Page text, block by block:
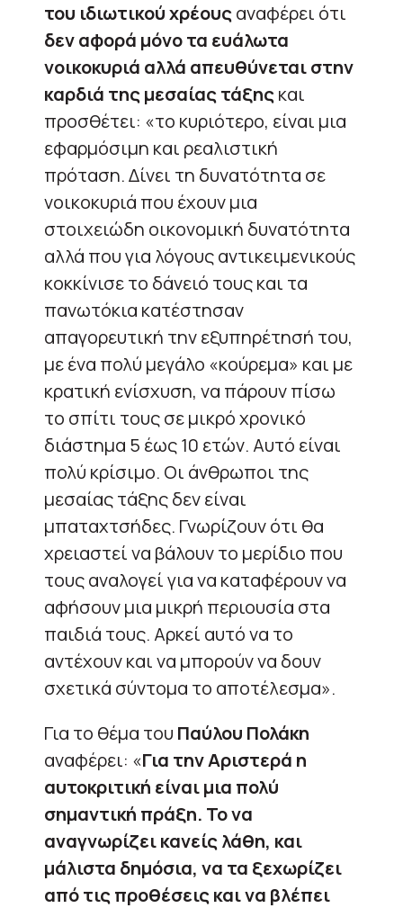
του ιδιωτικού χρέουςαναφέρει ότι
δεν αφορά μόνο τα ευάλωτα
νοικοκυριά αλλά απευθύνεται στην
καρδιά της μεσαίας τάξηςκαι
προσθέτει: «το κυριότερο, είναι μια
εφαρμόσιμη και ρεαλιστική
πρόταση. Δίνει τη δυνατότητα σε
νοικοκυριά που έχουν μια
στοιχειώδη οικονομική δυνατότητα
αλλά που για λόγους αντικειμενικούς
κοκκίνισε το δάνειό τους και τα
πανωτόκια κατέστησαν
απαγορευτική την εξυπηρέτησή του,
με ένα πολύ μεγάλο «κούρεμα» και με
κρατική ενίσχυση, να πάρουν πίσω
το σπίτι τους σε μικρό χρονικό
διάστημα 5 έως 10 ετών. Αυτό είναι
πολύ κρίσιμο. Οι άνθρωποι της
μεσαίας τάξης δεν είναι
μπαταχτσήδες. Γνωρίζουν ότι θα
χρειαστεί να βάλουν το μερίδιο που
τους αναλογεί για να καταφέρουν να
αφήσουν μια μικρή περιουσία στα
παιδιά τους. Αρκεί αυτό να το
αντέχουν και να μπορούν να δουν
σχετικά σύντομα το αποτέλεσμα».
Για το θέμα του Παύλου Πολάκη
αναφέρει: «Για την Αριστερά η
αυτοκριτική είναι μια πολύ
σημαντική πράξη. Το να
αναγνωρίζει κανείς λάθη, και
μάλιστα δημόσια, να τα ξεχωρίζει
από τις προθέσεις και να βλέπει